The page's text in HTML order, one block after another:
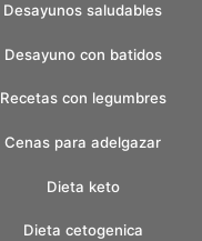
Desayunos saludables
Desayuno con batidos
Recetas con legumbres
Cenas para adelgazar
Dieta keto
Dieta cetogenica